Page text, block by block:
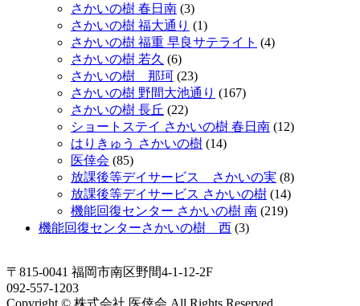
さかいの樹 春日南 (3)
さかいの樹 福大通り (1)
さかいの樹 福重 早良サテライト (4)
さかいの樹 若久 (6)
さかいの樹 那珂 (23)
さかいの樹 野間大池通り (167)
さかいの樹 長丘 (22)
ショートステイ さかいの樹 春日南 (12)
はりきゅう さかいの樹 (14)
医倖会 (85)
放課後等デイサービス さかいの実 (8)
放課後等デイサービス さかいの樹 (14)
機能回復センター さかいの樹 南 (219)
機能回復センターさかいの樹 西 (3)
〒815-0041 福岡市南区野間4-1-12-2F
092-557-1203